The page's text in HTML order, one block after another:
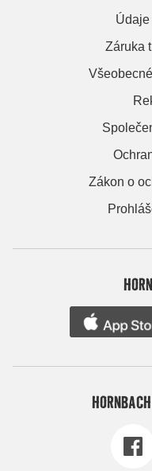
Záruka
Zákon o